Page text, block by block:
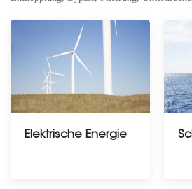
Elektrische Energie